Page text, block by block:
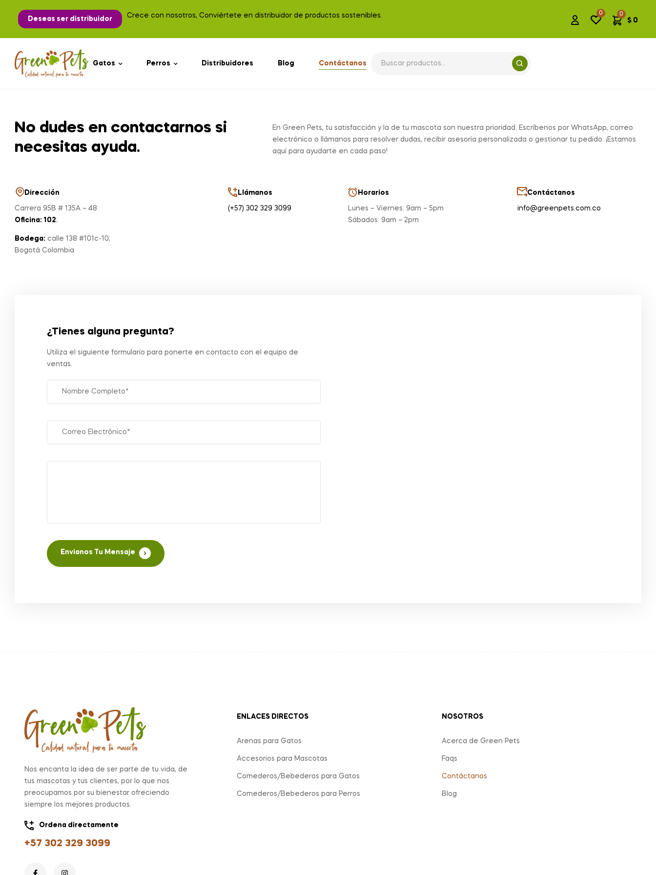
Deseas ser distribuidor Crece con nosotros, Conviértete en distribuidor de productos sostenibles. 0 0
$ 0
Gatos Perros Distribuidores Blog Contáctanos
No dudes en contactarnos si
necesitas ayuda.
En Green Pets, tu satisfacción y la de tu mascota son nuestra prioridad. Escríbenos por WhatsApp, correo
electrónico o llámanos para resolver dudas, recibir asesoría personalizada o gestionar tu pedido. ¡Estamos
aquí para ayudarte en cada paso!
Dirección
Carrera 95B # 135A – 48
Oficina: 102;
Bodega: calle 138 #101c-10;
Bogotá Colombia
Llámanos
(+57) 302 329 3099
Horarios
Lunes – Viernes: 9am – 5pm
Sábados: 9am – 2pm
Contáctanos
info@greenpets.com.co
¿Tienes alguna pregunta?
Utiliza el siguiente formulario para ponerte en contacto con el equipo de
ventas.
Envianos Tu Mensaje
Nos encanta la idea de ser parte de tu vida, de
tus mascotas y tus clientes, por lo que nos
preocupamos por su bienestar ofreciendo
siempre los mejores productos.
Ordena directamente
+57 302 329 3099
ENLACES DIRECTOS
Arenas para Gatos
Accesorios para Mascotas
Comederos/Bebederos para Gatos
Comederos/Bebederos para Perros
NOSOTROS
Acerca de Green Pets
Faqs
Contáctanos
Blog